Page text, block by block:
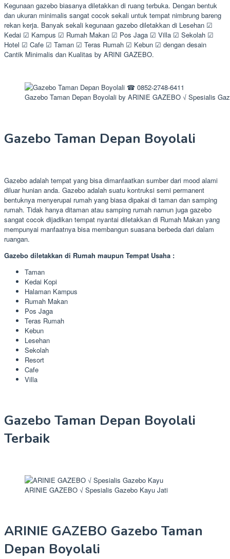
Kegunaan gazebo biasanya diletakkan di ruang terbuka. Dengan bentuk
dan ukuran minimalis sangat cocok sekali untuk tempat nimbrung bareng
rekan kerja. Banyak sekali kegunaan gazebo diletakkan di Lesehan ☑
Kedai ☑ Kampus ☑ Rumah Makan ☑ Pos Jaga ☑ Villa ☑ Sekolah ☑
Hotel ☑ Cafe ☑ Taman ☑ Teras Rumah ☑ Kebun ☑ dengan desain
Cantik Minimalis dan Kualitas by ARINI GAZEBO.
Gazebo Taman Depan Boyolali by ARINIE GAZEBO √ Spesialis
Gazebo Taman Depan Boyolali
Gazebo adalah tempat yang bisa dimanfaatkan sumber dari mood alami
diluar hunian anda. Gazebo adalah suatu kontruksi semi permanent
bentuknya menyerupai rumah yang biasa dipakai di taman dan samping
rumah. Tidak hanya ditaman atau samping rumah namun juga gazebo
sangat cocok dijadikan tempat nyantai diletakkan di Rumah Makan yang
mempunyai manfaatnya bisa membangun suasana berbeda dari dalam
ruangan.
Gazebo diletakkan di Rumah maupun Tempat Usaha :
Taman
Kedai Kopi
Halaman Kampus
Rumah Makan
Pos Jaga
Teras Rumah
Kebun
Lesehan
Sekolah
Resort
Cafe
Villa
Gazebo Taman Depan Boyolali
Terbaik
ARINIE GAZEBO √ Spesialis Gazebo Kayu Jati
ARINIE GAZEBO Gazebo Taman
Depan Boyolali